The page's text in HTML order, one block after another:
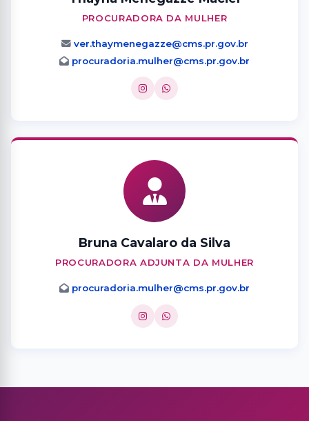
PROCURADORA DA MULHER
ver.thaymenegazze@cms.pr.gov.br
procuradoria.mulher@cms.pr.gov.br
Bruna Cavalaro da Silva
PROCURADORA ADJUNTA DA MULHER
procuradoria.mulher@cms.pr.gov.br